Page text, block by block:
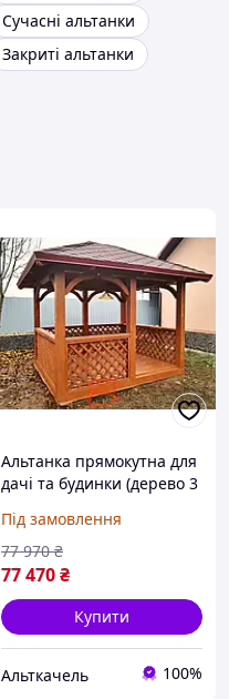
Сучасні альтанки
Закриті альтанки
Альтанка прямокутна для
дачі та будинки (дерево 3
Під замовлення
77 470₴
77 970 ₴
Купити
Альткачель 100%